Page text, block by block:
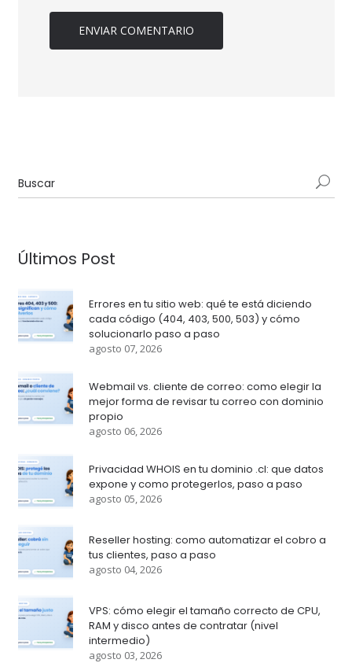
Últimos Post
Errores en tu sitio web: qué te está diciendo
cada código (404, 403, 500, 503) y cómo
solucionarlo paso a paso
agosto 07, 2026
Webmail vs. cliente de correo: como elegir la
mejor forma de revisar tu correo con dominio
propio
agosto 06, 2026
Privacidad WHOIS en tu dominio .cl: que datos
expone y como protegerlos, paso a paso
agosto 05, 2026
Reseller hosting: como automatizar el cobro a
tus clientes, paso a paso
agosto 04, 2026
VPS: cómo elegir el tamaño correcto de CPU,
RAM y disco antes de contratar (nivel
intermedio)
agosto 03, 2026